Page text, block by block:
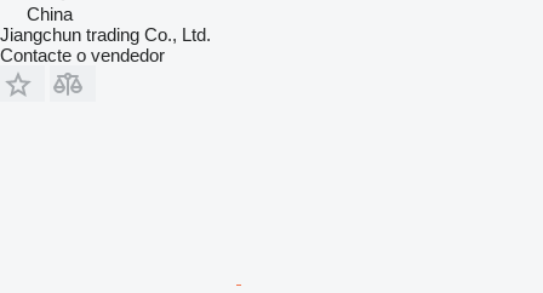
China
Jiangchun trading Co., Ltd.
Contacte o vendedor